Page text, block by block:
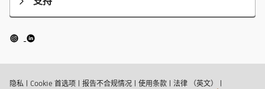
隐私 | Cookie 首选项 | 报告不合规情况 | 使用条款 | 法律 （英文） |